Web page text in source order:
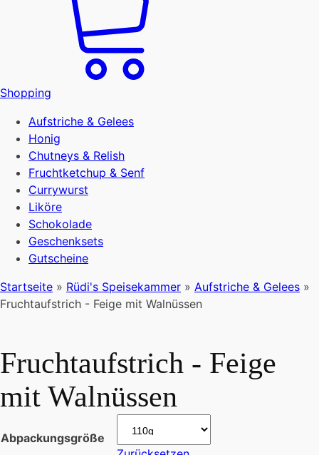
Shopping
Aufstriche & Gelees
Honig
Chutneys & Relish
Fruchtketchup & Senf
Currywurst
Liköre
Schokolade
Geschenksets
Gutscheine
Startseite » Rüdi's Speisekammer » Aufstriche & Gelees »
Fruchtaufstrich - Feige mit Walnüssen
Fruchtaufstrich - Feige
mit Walnüssen
Abpackungsgröße